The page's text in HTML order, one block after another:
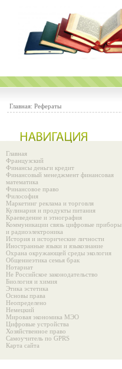
Главная: Рефераты
Главная
Французский
Финансы деньги кредит
Финансовый менеджмент финансовая
математика
Финансовое право
Философия
Маркетинг реклама и торговля
Кулинария и продукты питания
Краеведение и этнография
Коммуникации связь цифровые приборы
и радиоэлектроника
История и исторические личности
Иностранные языки и языкознание
Охрана окружающей среды экология
Общениеэтика семья брак
Нотариат
Не Российское законодательство
Биология и химия
Этика эстетика
Основы права
Неопределено
Немецкий
Мировая экономика МЭО
Цифровые устройства
Хозяйственное право
Самоучитель по GPRS
Карта сайта